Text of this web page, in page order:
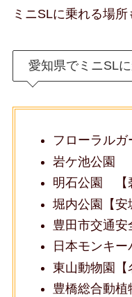
ミニSLに乗れる場
愛知県でミニSL
フローラルガ
岩ケ池公園
明石公園 【
堀内公園【安
豊田市交通安
日本モンキ
東山動物園【
豊橋総合動植